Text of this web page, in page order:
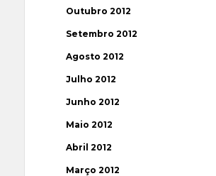
Outubro 2012
Setembro 2012
Agosto 2012
Julho 2012
Junho 2012
Maio 2012
Abril 2012
Março 2012